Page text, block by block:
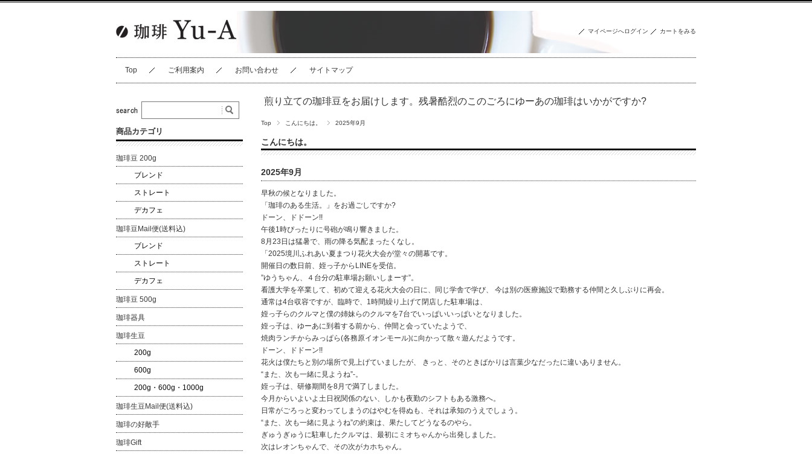
マイページへログイン カートをみる
Top ご利用案内 お問い合わせ サイトマップ
煎り立ての珈琲豆をお届けします。残暑酷烈のこのごろにゆーあの珈琲はいかがですか?
Top こんにちは。 2025年9月
こんにちは。
2025年9月
早秋の候となりました。
「珈琲のある生活。」をお過ごしですか?
ドーン、ドドーン!!
午後1時ぴったりに号砲が鳴り響きました。
8月23日は猛暑で、雨の降る気配まったくなし。
「2025境川ふれあい夏まつり花火大会が堂々の開幕です。
開催日の数日前、姪っ子からLINEを受信。
”ゆうちゃん、４台分の駐車場お願いしまーす”。
看護大学を卒業して、初めて迎える花火大会の日に、同じ学舎で学び、 今は別の医療施設で勤務する仲間と久しぶりに再会。
通常は4台収容ですが、臨時で、1時間繰り上げて閉店した駐車場は、
姪っ子らのクルマと僕の姉妹らのクルマを7台でいっぱいいっぱいとなりました。
姪っ子は、ゆーあに到着する前から、仲間と会っていたようで、
焼肉ランチからみっぱら(各務原イオンモール)に向かって散々遊んだようです。
ドーン、ドドーン!!
花火は僕たちと別の場所で見上げていましたが、 きっと、そのときばかりは言葉少なだったに違いありません。
“また、次も一緒に見ようね”-。
姪っ子は、研修期間を8月で満了しました。
今月からいよいよ土日祝関係のない、しかも夜勤のシフトもある激務へ。
日常がごろっと変わってしまうのはやむを得ぬも、それは承知のうえでしょう。
“また、次も一緒に見ようね”の約束は、果たしてどうなるのやら。
ぎゅうぎゅうに駐車したクルマは、最初にミオちゃんから出発しました。
次はレオンちゃんで、その次がカホちゃん。
商品カテゴリ
珈琲豆 200g
ブレンド
ストレート
デカフェ
珈琲豆Mail便(送料込)
ブレンド
ストレート
デカフェ
珈琲豆 500g
珈琲器具
珈琲生豆
200g
600g
200g・600g・1000g
珈琲生豆Mail便(送料込)
珈琲の好敵手
珈琲Gift